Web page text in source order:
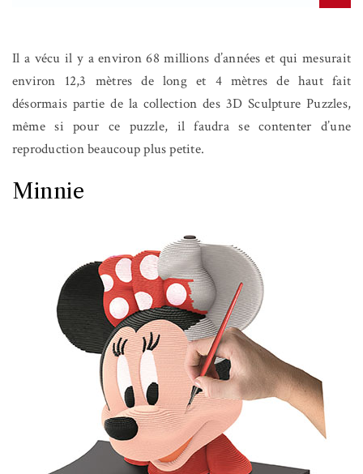
Il a vécu il y a environ 68 millions d’années et qui mesurait
environ 12,3 mètres de long et 4 mètres de haut fait
désormais partie de la collection des 3D Sculpture Puzzles,
même si pour ce puzzle, il faudra se contenter d’une
reproduction beaucoup plus petite.
Minnie